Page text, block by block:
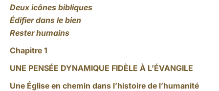
Deux icônes bibliques
Édifier dans le bien
Rester humains
Chapitre 1
UNE PENSÉE DYNAMIQUE FIDÈLE À L’ÉVANGILE
Une Église en chemin dans l’histoire de l’humanité